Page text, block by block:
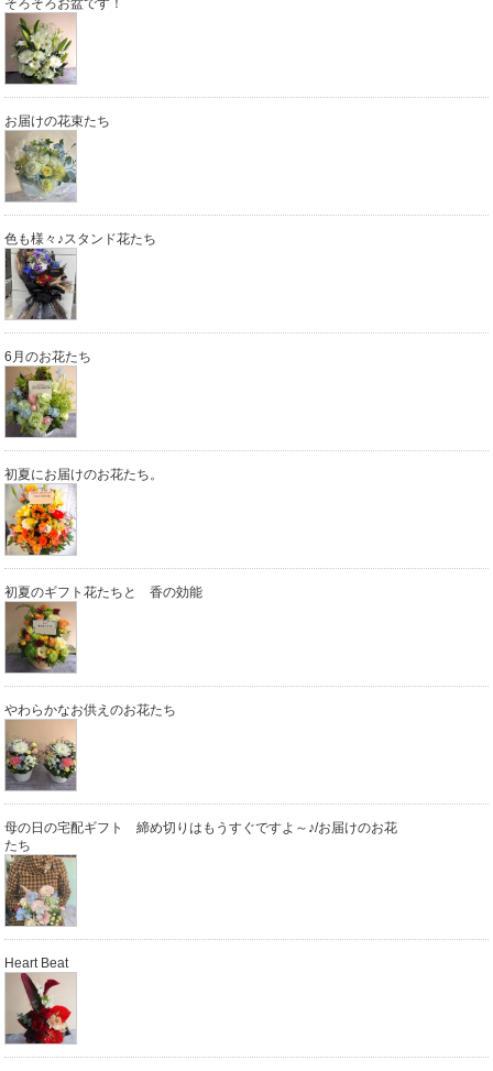
そろそろお盆です！
お届けの花束たち
色も様々♪スタンド花たち
6月のお花たち
初夏にお届けのお花たち。
初夏のギフト花たちと 香の効能
やわらかなお供えのお花たち
母の日の宅配ギフト 締め切りはもうすぐですよ～♪/お届けのお花
たち
Heart Beat